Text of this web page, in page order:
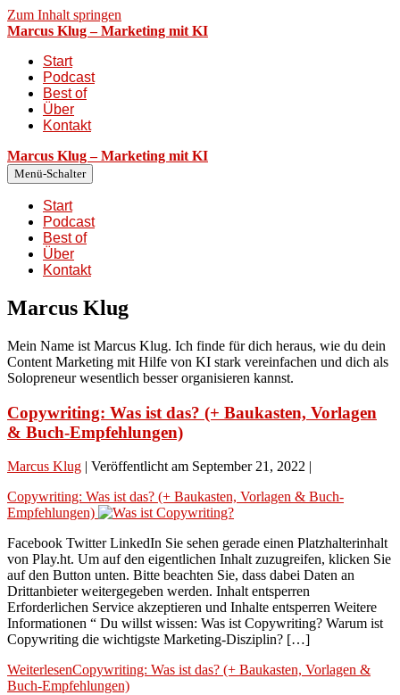
Zum Inhalt springen
Marcus Klug – Marketing mit KI
Start
Podcast
Best of
Über
Kontakt
Marcus Klug – Marketing mit KI
Menü-Schalter
Start
Podcast
Best of
Über
Kontakt
Marcus Klug
Mein Name ist Marcus Klug. Ich finde für dich heraus, wie du dein
Content Marketing mit Hilfe von KI stark vereinfachen und dich als
Solopreneur wesentlich besser organisieren kannst.
Copywriting: Was ist das? (+ Baukasten, Vorlagen
& Buch-Empfehlungen)
Marcus Klug | Veröffentlicht am September 21, 2022 |
Copywriting: Was ist das? (+ Baukasten, Vorlagen & Buch-
Empfehlungen)
Facebook Twitter LinkedIn Sie sehen gerade einen Platzhalterinhalt
von Play.ht. Um auf den eigentlichen Inhalt zuzugreifen, klicken Sie
auf den Button unten. Bitte beachten Sie, dass dabei Daten an
Drittanbieter weitergegeben werden. Inhalt entsperren
Erforderlichen Service akzeptieren und Inhalte entsperren Weitere
Informationen “ Du willst wissen: Was ist Copywriting? Warum ist
Copywriting die wichtigste Marketing-Disziplin? […]
WeiterlesenCopywriting: Was ist das? (+ Baukasten, Vorlagen &
Buch-Empfehlungen)